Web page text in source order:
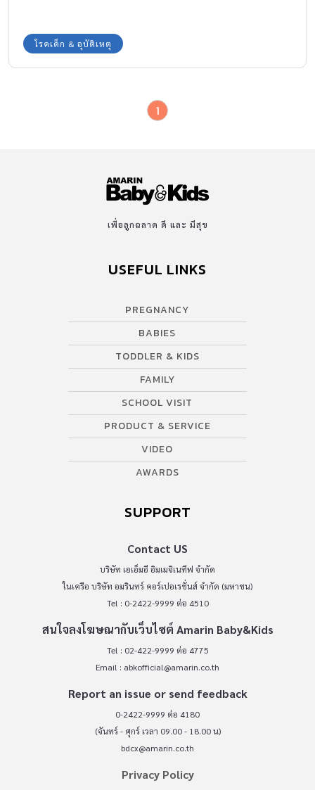
โรคเด็ก & อุบัติเหตุ
1
เพื่อลูกฉลาด ดี และ มีสุข
USEFUL LINKS
PREGNANCY
BABIES
TODDLER & KIDS
FAMILY
SCHOOL VISIT
PRODUCT & SERVICE
VIDEO
AWARDS
SUPPORT
Contact US
บริษัท เอเอ็มอี อิมเมจิเนทีฟ จำกัด
ในเครือ บริษัท อมรินทร์ คอร์เปอเรชั่นส์ จำกัด (มหาชน)
Tel : 0-2422-9999 ต่อ 4510
สนใจลงโฆษณากับเว็บไซต์ Amarin Baby&Kids
Tel : 02-422-9999 ต่อ 4775
Email : abkofficial@amarin.co.th
Report an issue or send feedback
0-2422-9999 ต่อ 4180
(จันทร์ - ศุกร์ เวลา 09.00 - 18.00 น)
bdcx@amarin.co.th
Privacy Policy